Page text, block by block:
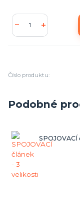
Číslo produktu:
Podobné